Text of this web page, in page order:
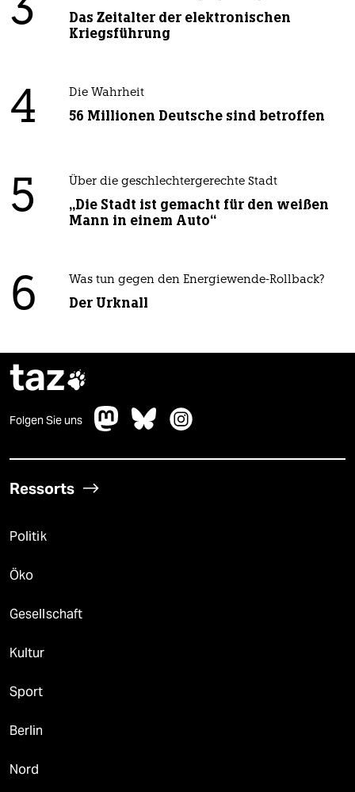
3
Das Zeitalter der elektronischen
Kriegsführung
4 Die Wahrheit
56 Millionen Deutsche sind betroffen
5 Über die geschlechtergerechte Stadt
„Die Stadt ist gemacht für den weißen
Mann in einem Auto“
6 Was tun gegen den Energiewende-Rollback?
Der Urknall
taz
Folgen Sie uns
Ressorts
Politik
Öko
Gesellschaft
Kultur
Sport
Berlin
Nord